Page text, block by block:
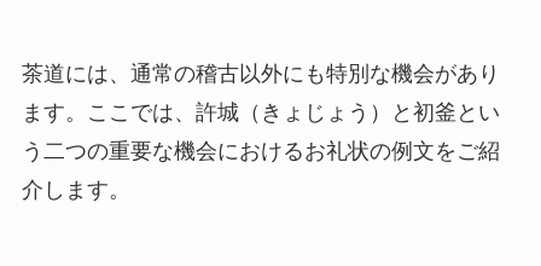
茶道には、通常の稽古以外にも特別な機会があり
ます。ここでは、許城（きょじょう）と初釜とい
う二つの重要な機会におけるお礼状の例文をご紹
介します。